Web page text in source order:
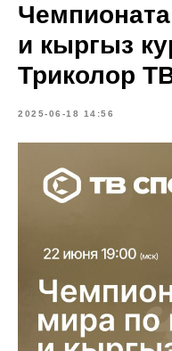
и кыргыз
Триколор
2025-06-18 14:56